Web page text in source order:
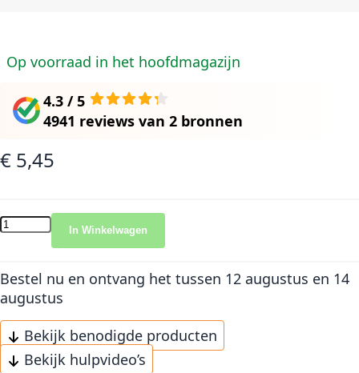
Op voorraad in het hoofdmagazijn
4.3 / 5
4941 reviews van 2 bronnen
€ 5,45
In Winkelwagen
Bestel nu en ontvang het tussen 12 augustus en 14
augustus
Bekijk benodigde producten
Bekijk hulpvideo’s